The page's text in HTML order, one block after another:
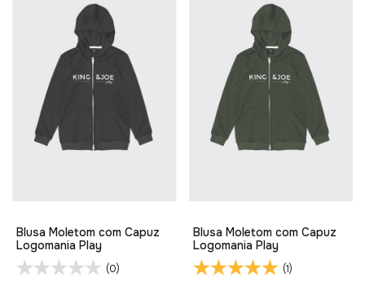
Blusa Moletom com Capuz
Logomania Play
(0)
Blusa Moletom com Capuz
Logomania Play
(1)